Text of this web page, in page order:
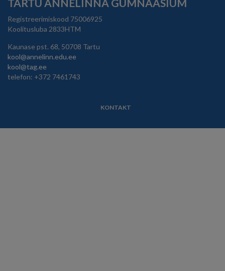
TARTU ANNELINNA GÜMNAASIUM
Registreerimiskood 75006925
Koolitusluba 2833HTM
Kaunase pst. 68, 50708 Tartu
kool@annelinn.edu.ee
kool@tag.ee
telefon: +372 7461743
KONTAKT